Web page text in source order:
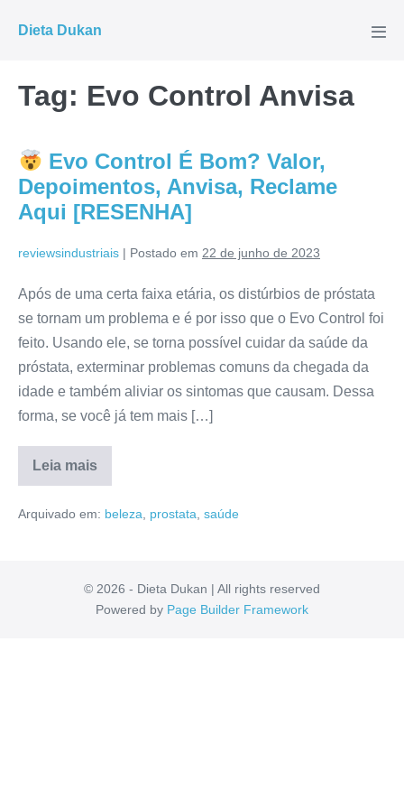
para
conteúdo
Dieta Dukan
Tag: Evo Control Anvisa
Evo Control É Bom? Valor,
Depoimentos, Anvisa, Reclame
Aqui [RESENHA]
reviewsindustriais | Postado em 22 de junho de 2023
Após de uma certa faixa etária, os distúrbios de próstata
se tornam um problema e é por isso que o Evo Control foi
feito. Usando ele, se torna possível cuidar da saúde da
próstata, exterminar problemas comuns da chegada da
idade e também aliviar os sintomas que causam. Dessa
forma, se você já tem mais […]
Leia mais
Evo
É
Reclame
[RESENHA]
Arquivado em: beleza prostata saúde
© 2026 - Dieta Dukan | All rights reserved
Powered by Page Builder Framework